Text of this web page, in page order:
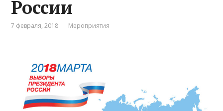
России
7 февраля, 2018 Мероприятия